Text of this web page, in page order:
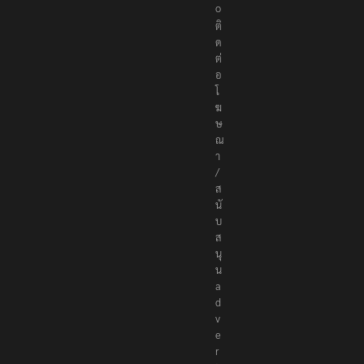
.
c
o
ติ
ด
ต่
อ
โ
ฆ
ษ
ณ
า
/
ส
นั
บ
ส
นุ
น
a
d
v